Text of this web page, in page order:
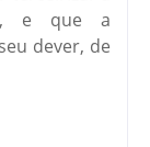
e que a
dever, de